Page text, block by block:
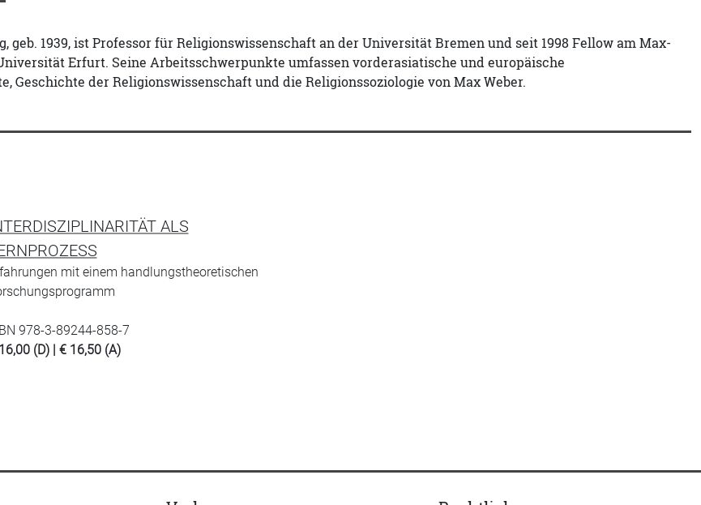
geb. 1939, ist Professor für Religionswissenschaft an der Universität Bremen und seit 1998 Fellow am Max-
Erfurt. Seine Arbeitsschwerpunkte umfassen vorderasiatische und europäische
Geschichte der Religionswissenschaft und die Religionssoziologie von Max Weber.
ALS
mit einem handlungstheoretischen
978-3-89244-858-7
(D) | € 16,50 (A)